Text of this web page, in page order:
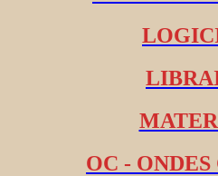
OC - ONDES